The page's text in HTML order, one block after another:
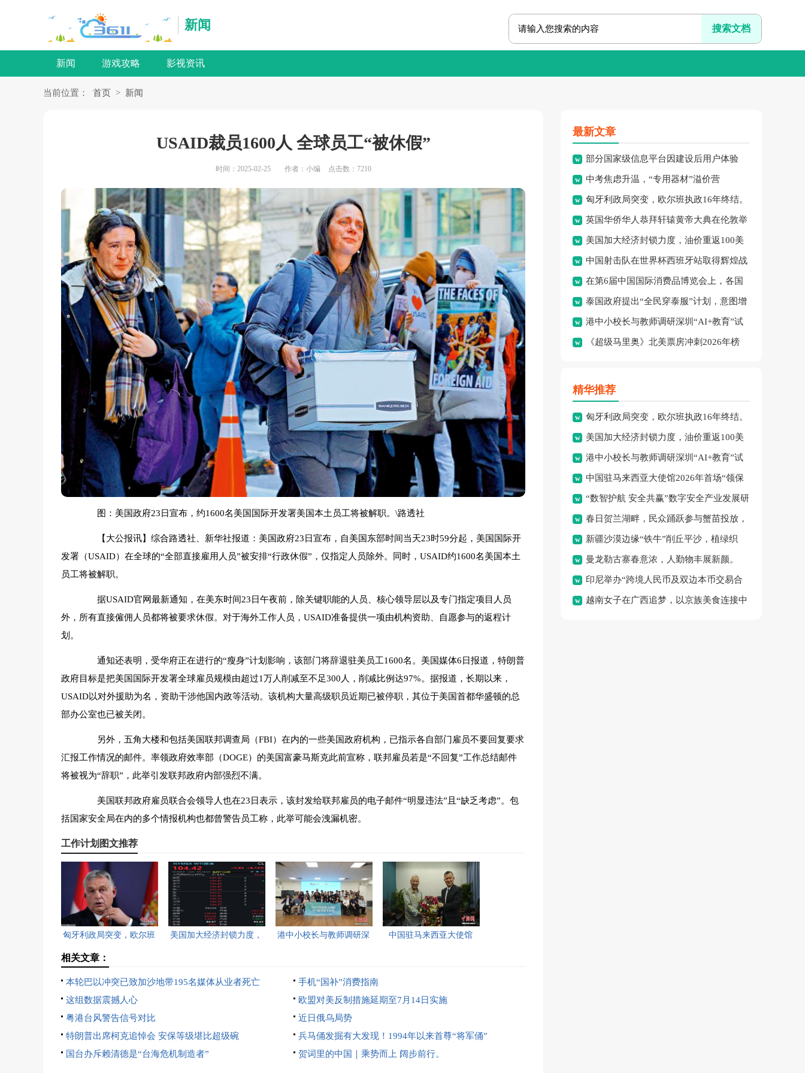
新闻
新闻 游戏攻略 影视资讯
当前位置： 首页 > 新闻
USAID裁员1600人 全球员工“被休假”
时间：2025-02-25 作者：小编 点击数： 7210
图：美国政府23日宣布，约1600名美国国际开发署美国本土员工将被解职。\路透社
【大公报讯】综合路透社、新华社报道：美国政府23日宣布，自美国东部时间当天23时59分起，美国国际开
发署（USAID）在全球的“全部直接雇用人员”被安排“行政休假”，仅指定人员除外。同时，USAID约1600名美国本土
员工将被解职。
据USAID官网最新通知，在美东时间23日午夜前，除关键职能的人员、核心领导层以及专门指定项目人员
外，所有直接僱佣人员都将被要求休假。对于海外工作人员，USAID准备提供一项由机构资助、自愿参与的返程计
划。
通知还表明，受华府正在进行的“瘦身”计划影响，该部门将辞退驻美员工1600名。美国媒体6日报道，特朗普
政府目标是把美国国际开发署全球雇员规模由超过1万人削减至不足300人，削减比例达97%。据报道，长期以来，
USAID以对外援助为名，资助干涉他国内政等活动。该机构大量高级职员近期已被停职，其位于美国首都华盛顿的总
部办公室也已被关闭。
另外，五角大楼和包括美国联邦调查局（FBI）在内的一些美国政府机构，已指示各自部门雇员不要回复要求
汇报工作情况的邮件。率领政府效率部（DOGE）的美国富豪马斯克此前宣称，联邦雇员若是“不回复”工作总结邮件
将被视为“辞职”，此举引发联邦政府内部强烈不满。
美国联邦政府雇员联合会领导人也在23日表示，该封发给联邦雇员的电子邮件“明显违法”且“缺乏考虑”。包
括国家安全局在内的多个情报机构也都曾警告员工称，此举可能会洩漏机密。
工作计划图文推荐
匈牙利政局突变，欧尔班
执政16年终结。
美国加大经济封锁力度，
股指开盘走低。
港中小校长与教师调研深
中国驻马来西亚大使馆
的安全意识与应急处置能
更好地学习和生活。
相关文章：
本轮巴以冲突已致加沙地带195名媒体从业者死亡
手机“国补”消费指南
这组数据震撼人心
欧盟对美反制措施延期至7月14日实施
粤港台风警告信号对比
近日俄乌局势
特朗普出席柯克追悼会 安保等级堪比超级碗
兵马俑发掘有大发现！1994年以来首尊“将军俑”
国台办斥赖清德是“台海危机制造者”
贺词里的中国｜乘势而上 阔步前行。
最新文章
部分国家级信息平台因建设后用户体验
差、系统频繁崩溃、信息更新
中考焦虑升温，“专用器材”溢价营
销、“保过”私教乱象频现，家
匈牙利政局突变，欧尔班执政16年终结。
英国华侨华人恭拜轩辕黄帝大典在伦敦举
行，传承中华文化纽带。
美国加大经济封锁力度，油价重返100美
元高点，黄金价格急跌，
中国射击队在世界杯西班牙站取得辉煌战
绩：8金、3银、2铜。
在第6届中国国际消费品博览会上，各国
品牌集中展示了最新消费精
泰国政府提出“全民穿泰服”计划，意图增
强民族文化认同并拓展泰
港中小校长与教师调研深圳“AI+教育”试
点项目，探索智慧课堂
《超级马里奥》北美票房冲刺2026年榜
精华推荐
匈牙利政局突变，欧尔班执政16年终结。
美国加大经济封锁力度，油价重返100美
元高点，黄金价格急跌，
港中小校长与教师调研深圳“AI+教育”试
点项目，探索智慧课堂
中国驻马来西亚大使馆2026年首场“领保
进校园暨平安留学”主
“数智护航 安全共赢”数字安全产业发展研
讨会在穗召开，多方共
春日贺兰湖畔，民众踊跃参与蟹苗投放，
体验“水上春耕”的独特乐
新疆沙漠边缘“铁牛”削丘平沙，植绿织
密“绿围脖”，变荒沙为绿
曼龙勒古寨春意浓，人勤物丰展新颜。
印尼举办“跨境人民币及双边本币交易合
作”论坛，旨在促进区域金
越南女子在广西追梦，以京族美食连接中